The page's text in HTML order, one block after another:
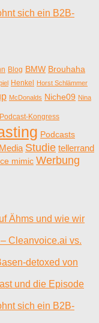
sich ein B2B-
Blog BMW Brouhaha
Henkel
Horst Schlämmer
McDonalds Niche09 Nina
Podcast-Kongress
Podcasts
Studie tellerrand
mimic Werbung
Ähms und wie wir
Cleanvoice.ai vs.
detoxed von
und die Episode
sich ein B2B-